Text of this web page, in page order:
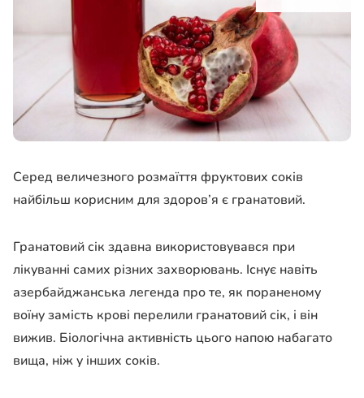
Серед величезного розмаїття фруктових соків
найбільш корисним для здоров’я є гранатовий.
Гранатовий сік здавна використовувався при
лікуванні самих різних захворювань. Існує навіть
азербайджанська легенда про те, як пораненому
воїну замість крові перелили гранатовий сік, і він
вижив. Біологічна активність цього напою набагато
вища, ніж у інших соків.